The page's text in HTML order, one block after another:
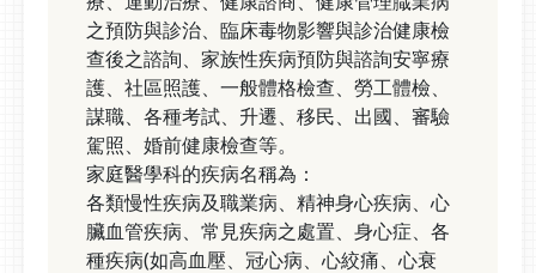
之預防與診治、臨床毒物影響與診治健康檢
查後之諮詢、家族性疾病預防與諮詢安寧療
護、社區照護、一般體格檢查、勞工體檢、
謀職、各種考試、升遷、移民、出國、審驗
駕照、婚前健康檢查等。
家庭醫學科的疾病名稱為：
各類慢性疾病及職業病、精神身心疾病、心
臟血管疾病、常見疾病之處置、身心症、各
種疾病(如高血壓、冠心病、心絞痛、心衰